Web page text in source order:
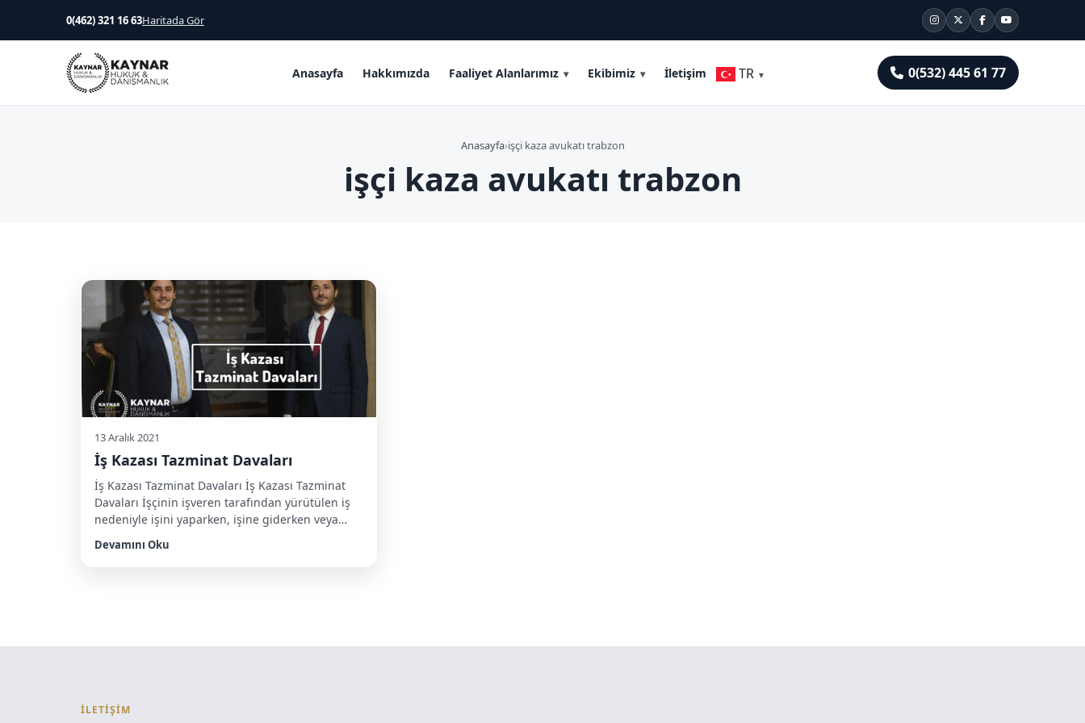
0(462) 321 16 63Haritada Gör
Anasayfa Hakkımızda Faaliyet Alanlarımız Ekibimiz İletişim TR 0(532) 445 61 77
Anasayfa›işçi kaza avukatı trabzon
işçi kaza avukatı trabzon
13 Aralık 2021
İş Kazası Tazminat Davaları
İş Kazası Tazminat Davaları İş Kazası Tazminat
Davaları İşçinin işveren tarafından yürütülen iş
nedeniyle işini yaparken, işine giderken veya
işiyle ilgili herhangi bir faaliyeti esnasında kaza
geçirmesi neticesinde meydana gelen
Devamını Oku
İLETİŞİM